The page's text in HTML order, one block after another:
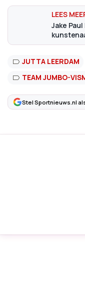
Jake
JUTTA LEERDAM
TEAM JUMBO-
Stel Sportnieuws.nl